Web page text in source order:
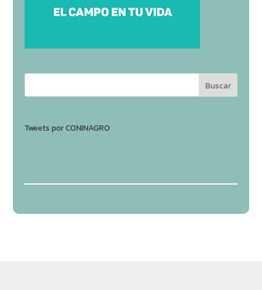
Tweets por CONINAGRO